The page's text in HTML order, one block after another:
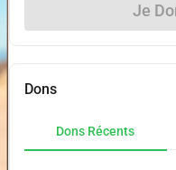
Je
Dons
Dons Récents